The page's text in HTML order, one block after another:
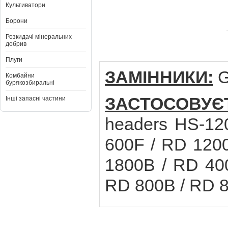
Культиватори
Борони
Розкидачі мінеральних
добрив
Плуги
Комбайни
бурякозбиральні
Інші запасні частини
ЗАМІННИКИ:
headers HS-
600F / RD
1800B / RD
RD 800B / RD